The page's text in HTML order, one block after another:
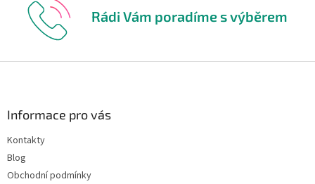
Rádi Vám poradíme s výběrem
Informace pro vás
Kontakty
Blog
Obchodní podmínky